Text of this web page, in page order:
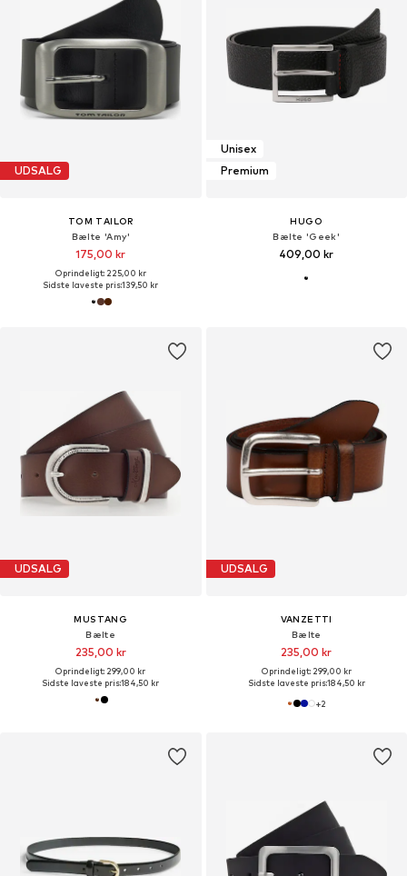
UDSALG
TOM TAILOR
Bælte 'Amy'
175,00 kr
Oprindeligt: 225,00 kr
Sidste laveste pris:139,50 kr
Unisex
Premium
HUGO
Bælte 'Geek'
409,00 kr
UDSALG
MUSTANG
Bælte
235,00 kr
Oprindeligt: 299,00 kr
Sidste laveste pris:184,50 kr
UDSALG
VANZETTI
Bælte
235,00 kr
Oprindeligt: 299,00 kr
Sidste laveste pris:184,50 kr
+2